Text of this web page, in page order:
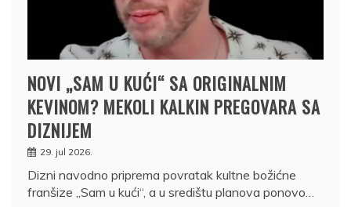
NOVI „SAM U KUĆI“ SA ORIGINALNIM
KEVINOM? MEKOLI KALKIN PREGOVARA SA
DIZNIJEM
29. jul 2026.
Dizni navodno priprema povratak kultne božićne
franšize „Sam u kući“, a u središtu planova ponovo…